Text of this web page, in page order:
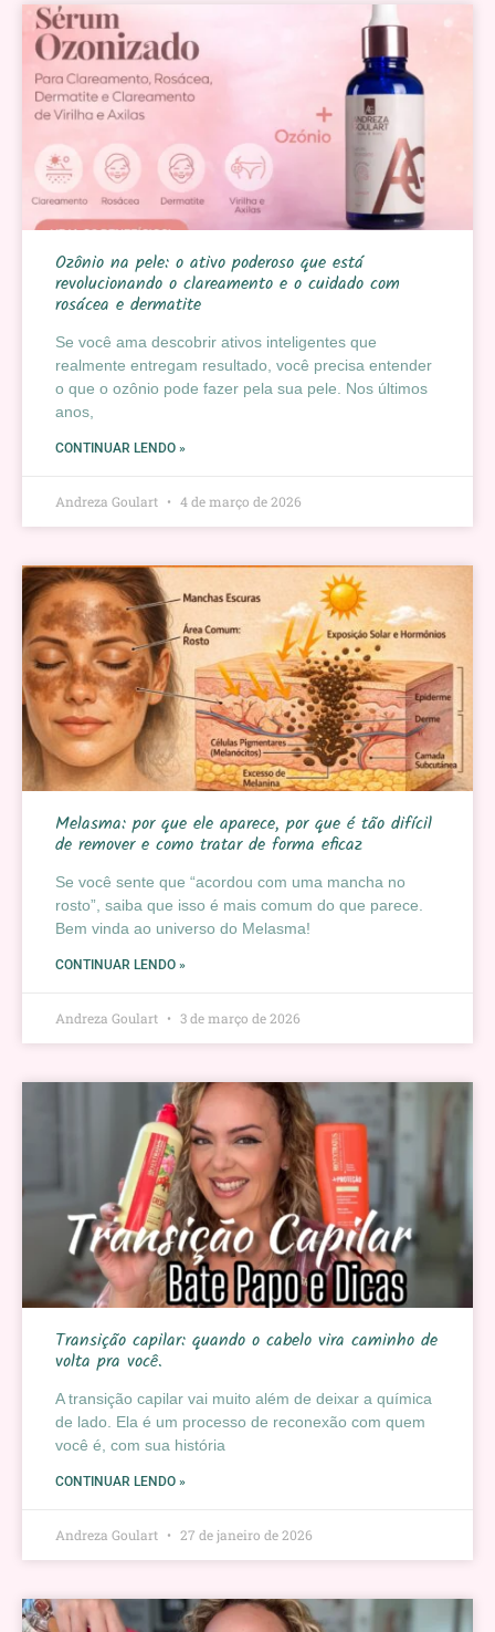
Ozônio na pele: o ativo poderoso que está
revolucionando o clareamento e o cuidado com
rosácea e dermatite
Se você ama descobrir ativos inteligentes que
realmente entregam resultado, você precisa entender
o que o ozônio pode fazer pela sua pele. Nos últimos
anos,
CONTINUAR LENDO »
Andreza Goulart 4 de março de 2026
Melasma: por que ele aparece, por que é tão difícil
de remover e como tratar de forma eficaz
Se você sente que “acordou com uma mancha no
rosto”, saiba que isso é mais comum do que parece.
Bem vinda ao universo do Melasma!
CONTINUAR LENDO »
Andreza Goulart 3 de março de 2026
Transição capilar: quando o cabelo vira caminho de
volta pra você.
A transição capilar vai muito além de deixar a química
de lado. Ela é um processo de reconexão com quem
você é, com sua história
CONTINUAR LENDO »
Andreza Goulart 27 de janeiro de 2026